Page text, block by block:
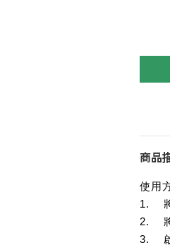
商品
使用
1. 將
2. 將
3. 啟